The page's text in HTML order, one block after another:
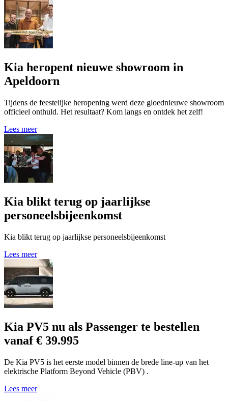
Kia heropent nieuwe showroom in
Apeldoorn
Tijdens de feestelijke heropening werd deze gloednieuwe showroom
officieel onthuld. Het resultaat? Kom langs en ontdek het zelf!
Lees meer
Kia blikt terug op jaarlijkse
personeelsbijeenkomst
Kia blikt terug op jaarlijkse personeelsbijeenkomst
Lees meer
Kia PV5 nu als Passenger te bestellen
vanaf € 39.995
De Kia PV5 is het eerste model binnen de brede line-up van het
elektrische Platform Beyond Vehicle (PBV) .
Lees meer